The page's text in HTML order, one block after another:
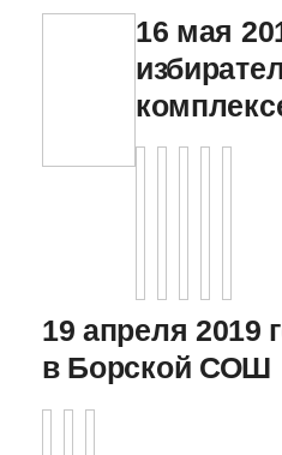
16 мая
19 апреля 2019
в Борской СОШ